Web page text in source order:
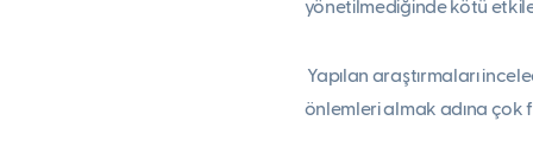
yönetilmediğinde kötü
Yapılan araştırmaları
önlemleri almak adına çok